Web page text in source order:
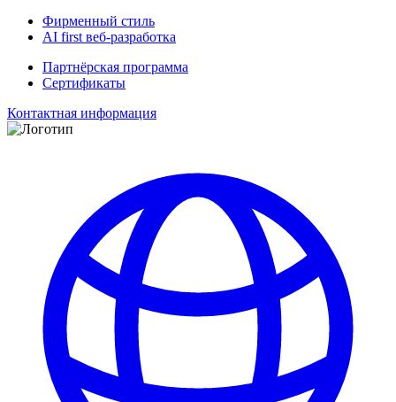
Фирменный стиль
AI first веб-разработка
Партнёрская программа
Сертификаты
Контактная информация